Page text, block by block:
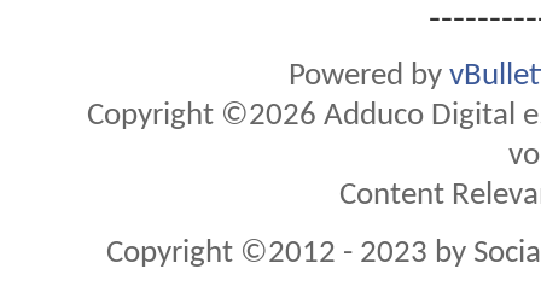
Powered by
Copyright ©2026 Adduco Digital
Content
Copyright ©2012 - 2023 by